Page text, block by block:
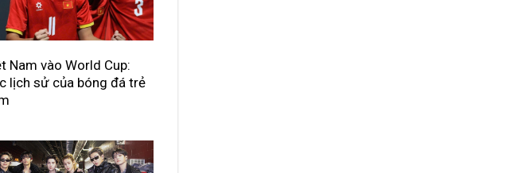
Nam vào World Cup:
lịch sử của bóng đá trẻ